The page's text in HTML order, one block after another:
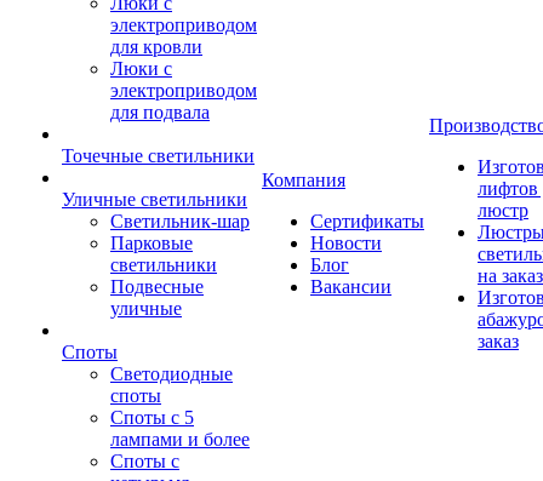
электроприводом
для кровли
Люки с
электроприводом
для подвала
Точечные светильники
Уличные светильники
Светильник-шар
Парковые
светильники
Подвесные
уличные
Споты
Светодиодные
споты
Споты с 5
лампами и более
Споты с
Компания
Сертификаты
Новости
Блог
Вакансии
лифтов
люстр
на заказ
заказ